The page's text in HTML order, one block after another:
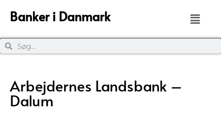
Banker i Danmark
Arbejdernes Landsbank –
Dalum